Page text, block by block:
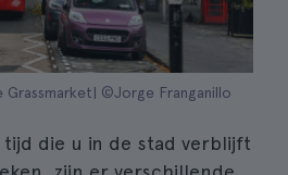
Grassmarket| ©Jorge Franganillo
tijd die u in de stad verblijft